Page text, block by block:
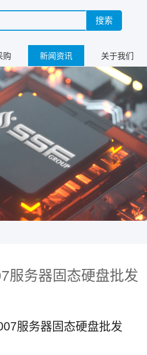
购 新闻资讯 关于我们
服务器固态硬盘批发
服务器固态硬盘批发